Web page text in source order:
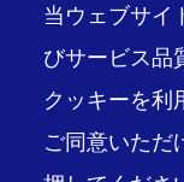
推奨環境 ご利
当ウェブサイ
びサービス品
クッキーを利
ご同意いただ